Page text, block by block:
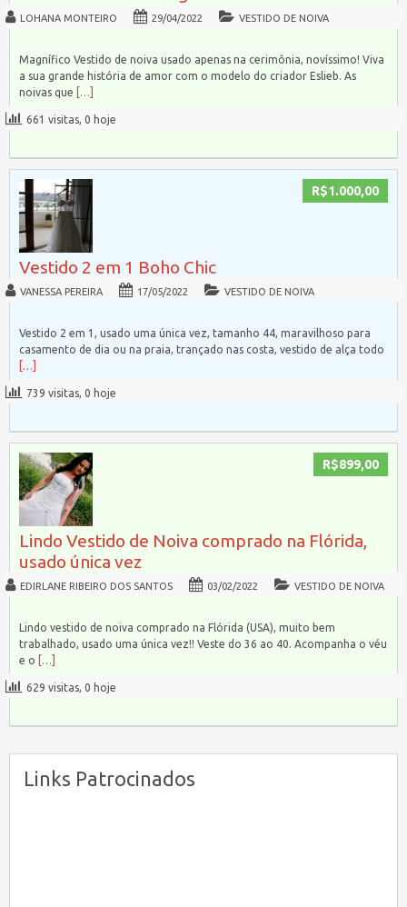
LOHANA MONTEIRO 29/04/2022 VESTIDO DE NOIVA
Magnífico Vestido de noiva usado apenas na cerimônia, novíssimo! Viva
a sua grande história de amor com o modelo do criador Eslieb. As
noivas que
[…]
661 visitas, 0 hoje
R$1.000,00
Vestido 2 em 1 Boho Chic
VANESSA PEREIRA 17/05/2022 VESTIDO DE NOIVA
Vestido 2 em 1, usado uma única vez, tamanho 44, maravilhoso para
casamento de dia ou na praia, trançado nas costa, vestido de alça todo
[…]
739 visitas, 0 hoje
R$899,00
Lindo Vestido de Noiva comprado na Flórida,
usado única vez
EDIRLANE RIBEIRO DOS SANTOS 03/02/2022 VESTIDO DE NOIVA
Lindo vestido de noiva comprado na Flórida (USA), muito bem
trabalhado, usado uma única vez!! Veste do 36 ao 40. Acompanha o véu
e o
[…]
629 visitas, 0 hoje
Links Patrocinados